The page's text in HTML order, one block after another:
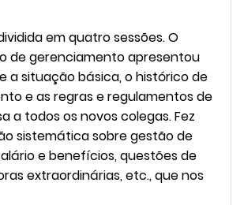
em quatro sessões. O
de gerenciamento apresentou
a situação básica, o histórico de
e as regras e regulamentos de
a todos os novos colegas. Fez
sistemática sobre gestão de
e benefícios, questões de
extraordinárias, etc., que nos